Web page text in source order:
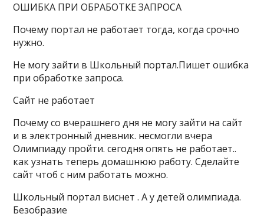
ОШИБКА ПРИ ОБРАБОТКЕ ЗАПРОСА
Почему портал не работает тогда, когда срочно
нужно.
Не могу зайти в Школьный портал.Пишет ошибка
при обработке запроса.
Сайт не работает
Почему со вчерашнего дня не могу зайти на сайт
и в электронный дневник. несмогли вчера
Олимпиаду пройти. сегодня опять не работает..
как узнать теперь домашнюю работу. Сделайте
сайт чтоб с ним работать можно.
Школьный портал виснет . А у детей олимпиада.
Безобразие